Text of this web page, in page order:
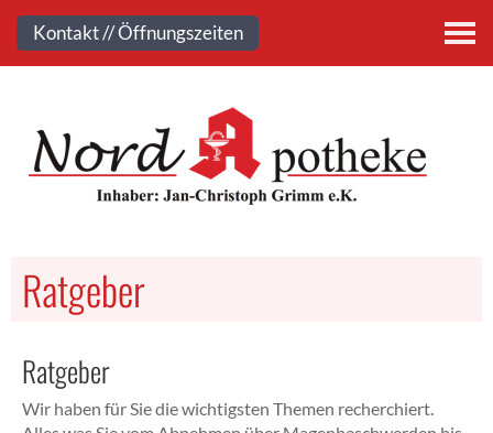
Kontakt
Ratgeber
Ratgeber
Wir haben für Sie die wichtigsten Themen recherchiert.
Kontakt // Öffnungszeiten